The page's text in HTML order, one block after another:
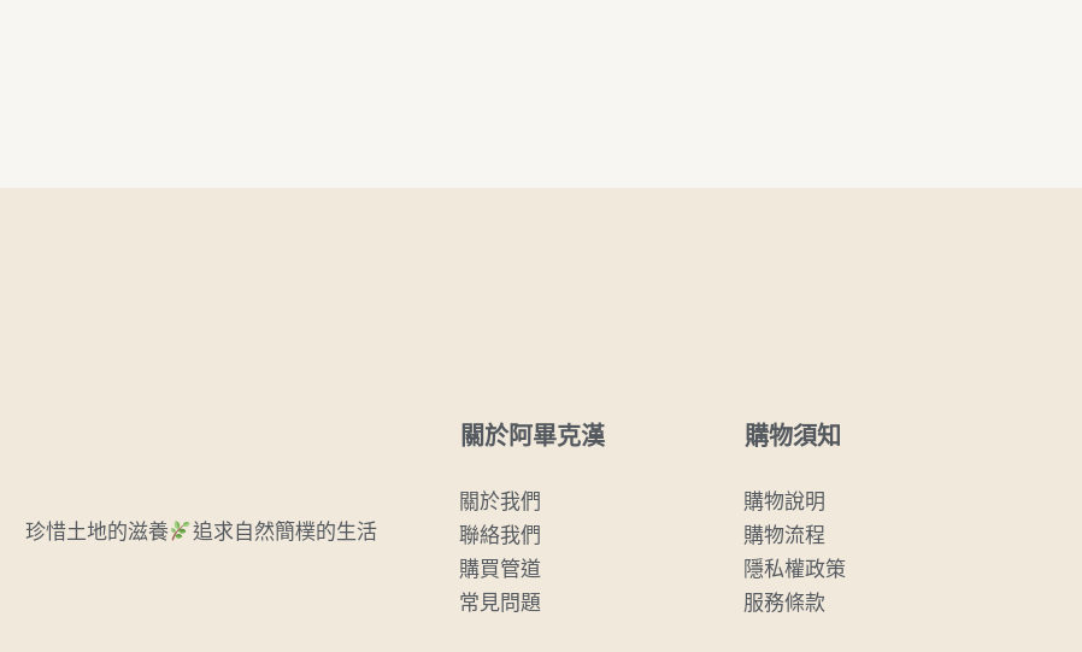
珍惜土地的滋養 追求自然簡樸的生活
關於阿畢克漢
關於我們
聯絡我們
購買管道
常見問題
購物須知
購物說明
購物流程
隱私權政策
服務條款